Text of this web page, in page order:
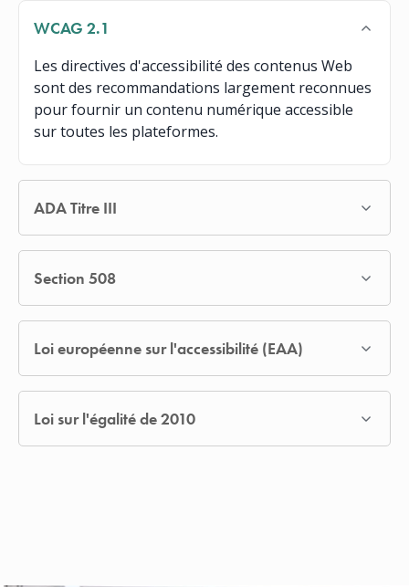
WCAG 2.1
Les directives d'accessibilité des contenus Web
sont des recommandations largement reconnues
pour fournir un contenu numérique accessible
sur toutes les plateformes.
ADA Titre III
Section 508
Loi européenne sur l'accessibilité (EAA)
Loi sur l'égalité de 2010